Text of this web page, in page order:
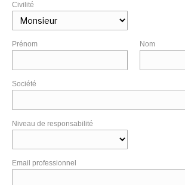
Civilité
Prénom Nom
Société
Niveau de responsabilité
Email professionnel